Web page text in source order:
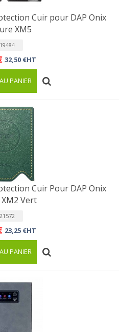
Cuir pour DAP Onix
XM5
32,50 €HT
PANIER
Cuir Pour DAP Onix
Vert
23,25 €HT
PANIER